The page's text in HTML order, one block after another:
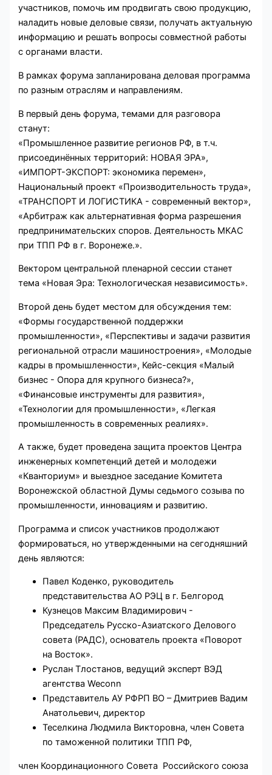
участников, помочь им продвигать свою продукцию,
наладить новые деловые связи, получать актуальную
информацию и решать вопросы совместной работы
с органами власти.
В рамках форума запланирована деловая программа
по разным отраслям и направлениям.
В первый день форума, темами для разговора
станут:
«Промышленное развитие регионов РФ, в т.ч.
присоединённых территорий: НОВАЯ ЭРА»,
«ИМПОРТ-ЭКСПОРТ: экономика перемен»,
Национальный проект «Производительность труда»,
«ТРАНСПОРТ И ЛОГИСТИКА - современный вектор»,
«Арбитраж как альтернативная форма разрешения
предпринимательских споров. Деятельность МКАС
при ТПП РФ в г. Воронеже.».
Вектором центральной пленарной сессии станет
тема «Новая Эра: Технологическая независимость».
Второй день будет местом для обсуждения тем:
«Формы государственной поддержки
промышленности», «Перспективы и задачи развития
региональной отрасли машиностроения», «Молодые
кадры в промышленности», Кейс-секция «Малый
бизнес - Опора для крупного бизнеса?»,
«Финансовые инструменты для развития»,
«Технологии для промышленности», «Легкая
промышленность в современных реалиях».
А также, будет проведена защита проектов Центра
инженерных компетенций детей и молодежи
«Кванториум» и выездное заседание Комитета
Воронежской областной Думы седьмого созыва по
промышленности, инновациям и развитию.
Программа и список участников продолжают
формироваться, но утвержденными на сегодняшний
день являются:
Павел Коденко, руководитель
представительства АО РЭЦ в г. Белгород
Кузнецов Максим Владимирович -
Председатель Русско-Азиатского Делового
совета (РАДС), основатель проекта «Поворот
на Восток».
Руслан Тлостанов, ведущий эксперт ВЭД
агентства Weconn
Представитель АУ РФРП ВО – Дмитриев Вадим
Анатольевич, директор
Теселкина Людмила Викторовна, член Совета
по таможенной политики ТПП РФ,
член Координационного Совета Российского союза